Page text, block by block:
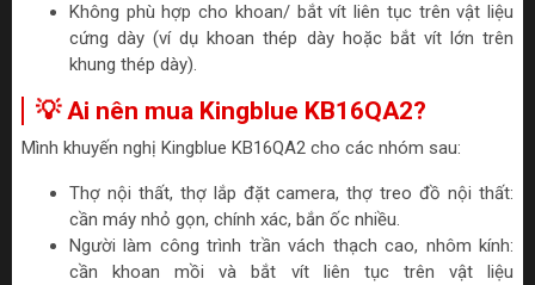
Không phù hợp cho khoan/ bắt vít liên tục trên vật liệu
cứng dày (ví dụ khoan thép dày hoặc bắt vít lớn trên
khung thép dày).
💡 Ai nên mua Kingblue KB16QA2?
Mình khuyến nghị Kingblue KB16QA2 cho các nhóm sau:
Thợ nội thất, thợ lắp đặt camera, thợ treo đồ nội thất:
cần máy nhỏ gọn, chính xác, bắn ốc nhiều.
Người làm công trình trần vách thạch cao, nhôm kính:
cần khoan mồi và bắt vít liên tục trên vật liệu